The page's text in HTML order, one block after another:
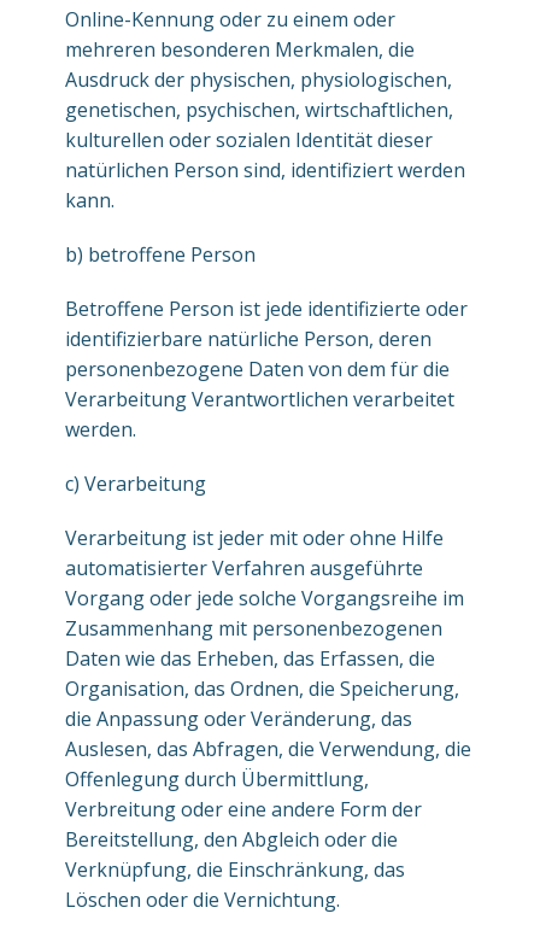
Online-Kennung oder zu einem oder
mehreren besonderen Merkmalen, die
Ausdruck der physischen, physiologischen,
genetischen, psychischen, wirtschaftlichen,
kulturellen oder sozialen Identität dieser
natürlichen Person sind, identifiziert werden
kann.
b) betroffene Person
Betroffene Person ist jede identifizierte oder
identifizierbare natürliche Person, deren
personenbezogene Daten von dem für die
Verarbeitung Verantwortlichen verarbeitet
werden.
c) Verarbeitung
Verarbeitung ist jeder mit oder ohne Hilfe
automatisierter Verfahren ausgeführte
Vorgang oder jede solche Vorgangsreihe im
Zusammenhang mit personenbezogenen
Daten wie das Erheben, das Erfassen, die
Organisation, das Ordnen, die Speicherung,
die Anpassung oder Veränderung, das
Auslesen, das Abfragen, die Verwendung, die
Offenlegung durch Übermittlung,
Verbreitung oder eine andere Form der
Bereitstellung, den Abgleich oder die
Verknüpfung, die Einschränkung, das
Löschen oder die Vernichtung.